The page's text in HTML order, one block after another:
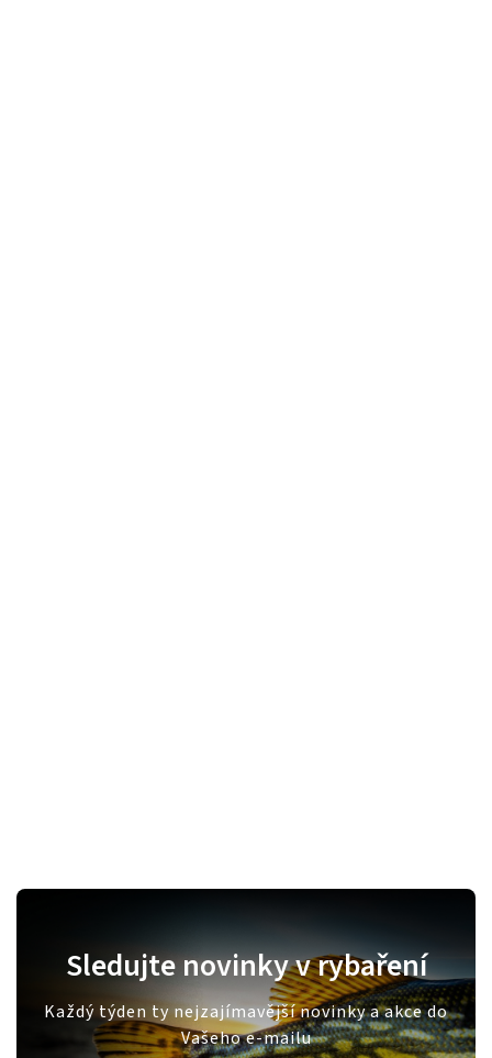
Sledujte novinky v rybaření
Každý týden ty nejzajímavější novinky a akce do
Vašeho e-mailu